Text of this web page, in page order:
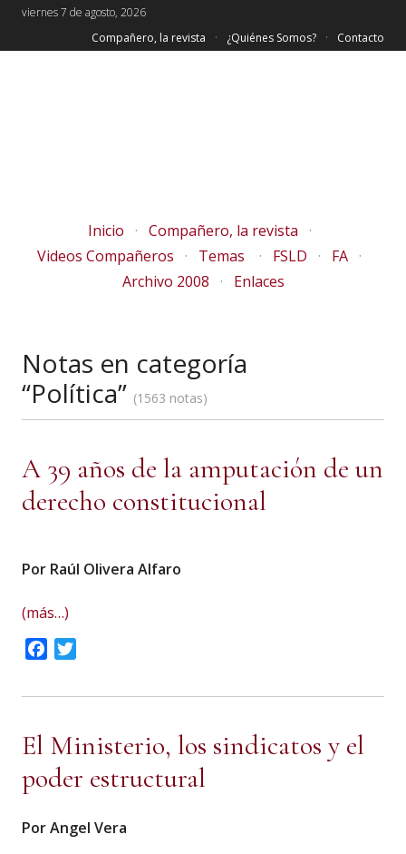
viernes 7 de agosto, 2026
Compañero, la revista
¿Quiénes Somos? Contacto
Inicio
Compañero, la revista
Videos Compañeros
Temas FSLD
FA
Archivo 2008
Enlaces
Notas en categoría
“Política”
1563 notas
A 39 años de la amputación de un
derecho constitucional
Por Raúl Olivera Alfaro
(más…)
Facebook
El Ministerio, los sindicatos y el
poder estructural
Por Angel Vera